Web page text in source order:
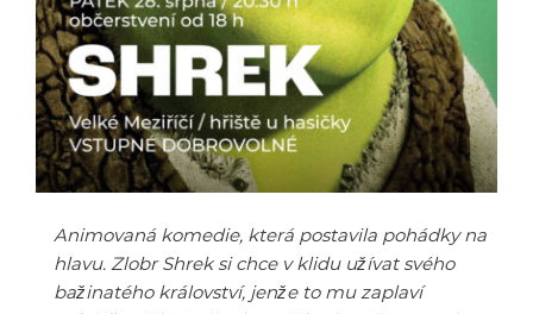
Animovaná komedie, která postavila pohádky na
hlavu. Zlobr Shrek si chce v klidu užívat svého
bažinatého království, jenže to mu zaplaví